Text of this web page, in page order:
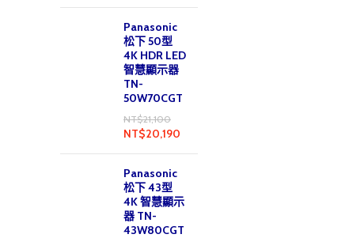
Panasonic
松下 50型
4K HDR LED
智慧顯示器
TN-
50W70CGT
NT$21,100
NT$20,190
Panasonic
松下 43型
4K 智慧顯示
器 TN-
43W80CGT